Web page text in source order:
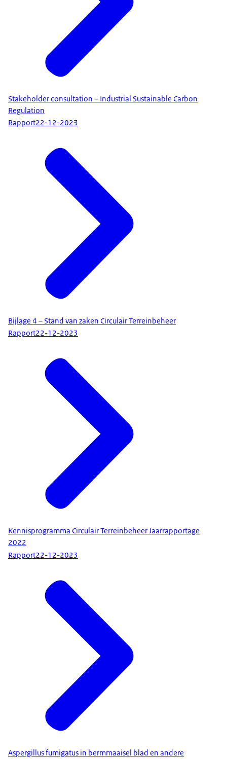
Stakeholder consultation – Industrial Sustainable Carbon
Regulation
Rapport22-12-2023
Bijlage 4 – Stand van zaken Circulair Terreinbeheer
Rapport22-12-2023
Kennisprogramma Circulair Terreinbeheer Jaarrapportage
2022
Rapport22-12-2023
Aspergillus fumigatus in bermmaaisel blad en andere